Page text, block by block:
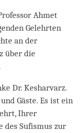
Ahmet
Gelehrten
an der
über die
Dr. Kesharvarz.
Gäste. Es ist ein
Ihrer
des Sufismus zur